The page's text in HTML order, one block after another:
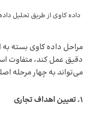
داده کاوی از طریق تحلیل
مراحل داده کاوی بسته
دقیق عمل کند، متفاوت
می‌تواند به چهار مرحله
1. تعیین اهداف تجاری